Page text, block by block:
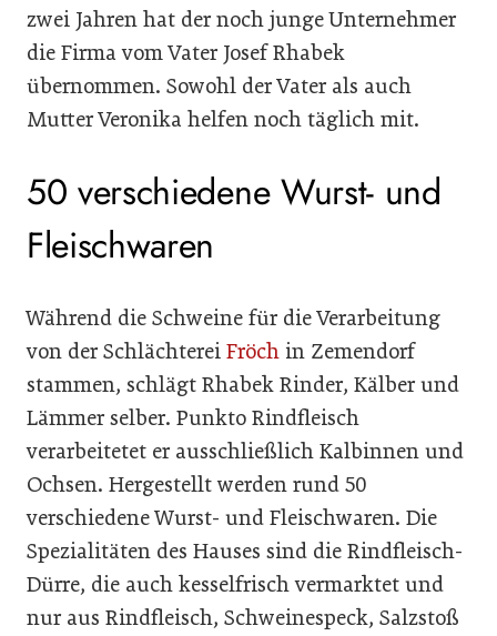
zwei Jahren hat der noch junge Unternehmer
die Firma vom Vater Josef Rhabek
übernommen. Sowohl der Vater als auch
Mutter Veronika helfen noch täglich mit.
50 verschiedene Wurst- und
Fleischwaren
Während die Schweine für die Verarbeitung
von der Schlächterei Fröch in Zemendorf
stammen, schlägt Rhabek Rinder, Kälber und
Lämmer selber. Punkto Rindfleisch
verarbeitetet er ausschließlich Kalbinnen und
Ochsen. Hergestellt werden rund 50
verschiedene Wurst- und Fleischwaren. Die
Spezialitäten des Hauses sind die Rindfleisch-
Dürre, die auch kesselfrisch vermarktet und
nur aus Rindfleisch, Schweinespeck, Salzstoß